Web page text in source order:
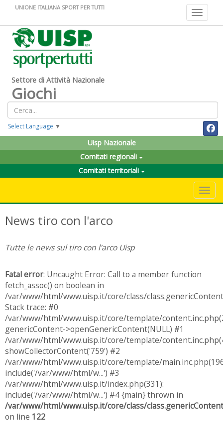
Toggle
UNIONE ITALIANA SPORT PER TUTTI
Settore di Attività Nazionale
Giochi
Select Language ▼
Uisp Nazionale
Comitati regionali
Comitati territoriali
News tiro con l'arco
Tutte le news sul tiro con l'arco Uisp
Fatal error: Uncaught Error: Call to a member function
fetch_assoc() on boolean in
/var/www/html/www.uisp.it/core/class/
Stack trace: #0
/var/www/html/www.uisp.it/core/template/
genericContent->openGenericContent(NULL) #1
/var/www/html/www.uisp.it/core/template/
showCollectorContent('759') #2
/var/www/html/www.uisp.it/core/template/
include('/var/www/html/w...') #3
/var/www/html/www.uisp.it/index.php(331):
include('/var/www/html/w...') #4 {main} thrown in
/var/www/html/www.uisp.it/core/class/
on line 122